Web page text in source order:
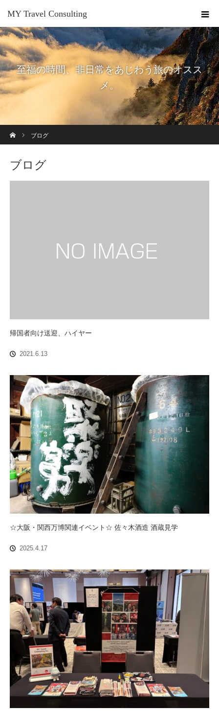
MY Travel Consulting
至福の時間、非日常をあじわう旅のオスス
メ。
ブログ
ブログ
帰国者向け送迎、ハイヤー
2021.6.13
☆大阪・関西万博関連イベント☆ 佐々木酒造 酒蔵見学
2025.4.17